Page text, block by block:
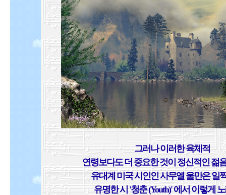
그러나 이러한 육체적
연령보다도 더 중요한 것이 정신적인 젊
유대계 미국 시인인 사무엘 울만은 일
유명한 시 '청춘 (Youth)' 에서 이렇게